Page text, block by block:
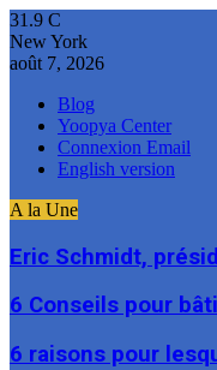
31.9 C
New York
août 7, 2026
Blog
Yoopya Center
Connexion Email
English version
A la Une
Eric Schmidt,
6 Conseils pour
6 raisons pour